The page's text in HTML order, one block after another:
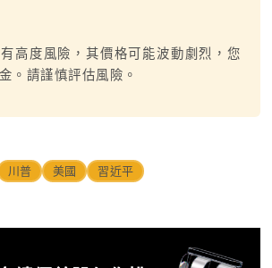
高度風險，其價格可能波動劇烈，您
。請謹慎評估風險。
川普 美國 習近平